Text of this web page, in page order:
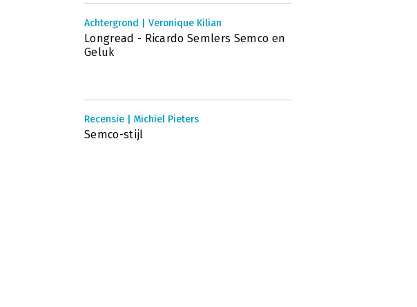
Achtergrond | Veronique Kilian
Longread - Ricardo Semlers Semco en
Geluk
Recensie | Michiel Pieters
Semco-stijl